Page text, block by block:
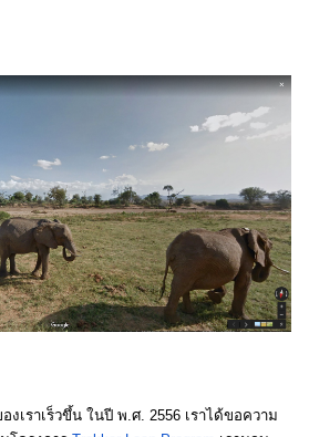
งเราเร็วขึ้น ในปี พ.ศ. 2556 เราได้ขอความ